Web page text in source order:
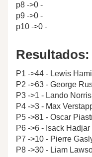
p8 ->0 -
p9 ->0 -
p10 ->0 -
Resultados:
P1 ->44 - Lewis
P2 ->63 - George
P3 ->1 - Lando Norris
P4 ->3 - Max
P5 ->81 - Oscar
P6 ->6 - Isack Hadjar
P7 ->10 - Pierre
P8 ->30 - Liam